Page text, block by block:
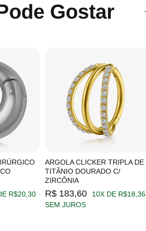
Gostar
R$20,30
ARGOLA CLICKER TRIPLA DE
TITÂNIO DOURADO C/
ZIRCÔNIA
R$ 183,60
10X DE R$18,36
SEM JUROS